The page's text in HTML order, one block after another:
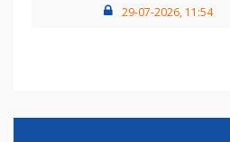
29-07-2026, 11:54